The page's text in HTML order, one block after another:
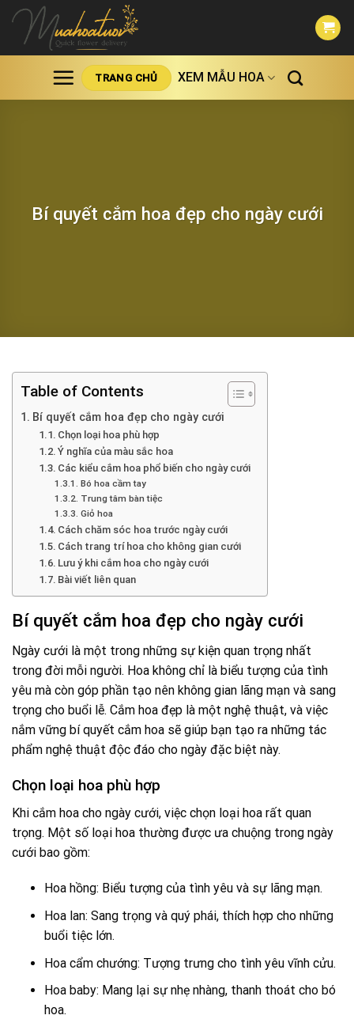
Skip
content
TRANG CHỦ XEM MẪU HOA
Bí quyết cắm hoa đẹp cho ngày cưới
Table of Contents
Bí quyết cắm hoa đẹp cho ngày cưới
Chọn loại hoa phù hợp
Ý nghĩa của màu sắc hoa
Các kiểu cắm hoa phổ biến cho ngày cưới
Bó hoa cầm tay
Trung tâm bàn tiệc
Giỏ hoa
Cách chăm sóc hoa trước ngày cưới
Cách trang trí hoa cho không gian cưới
Lưu ý khi cắm hoa cho ngày cưới
Bài viết liên quan
Bí quyết cắm hoa đẹp cho ngày cưới
Ngày cưới là một trong những sự kiện quan trọng nhất
trong đời mỗi người. Hoa không chỉ là biểu tượng của tình
yêu mà còn góp phần tạo nên không gian lãng mạn và sang
trọng cho buổi lễ. Cắm hoa đẹp là một nghệ thuật, và việc
nắm vững bí quyết cắm hoa sẽ giúp bạn tạo ra những tác
phẩm nghệ thuật độc đáo cho ngày đặc biệt này.
Chọn loại hoa phù hợp
Khi cắm hoa cho ngày cưới, việc chọn loại hoa rất quan
trọng. Một số loại hoa thường được ưa chuộng trong ngày
cưới bao gồm:
Hoa hồng: Biểu tượng của tình yêu và sự lãng mạn.
Hoa lan: Sang trọng và quý phái, thích hợp cho những
buổi tiệc lớn.
Hoa cẩm chướng: Tượng trưng cho tình yêu vĩnh cửu.
Hoa baby: Mang lại sự nhẹ nhàng, thanh thoát cho bó
hoa.